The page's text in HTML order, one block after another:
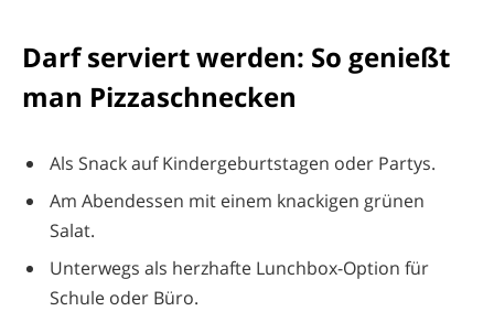
Darf serviert werden: So genießt
man Pizzaschnecken
Als Snack auf Kindergeburtstagen oder Partys.
Am Abendessen mit einem knackigen grünen
Salat.
Unterwegs als herzhafte Lunchbox-Option für
Schule oder Büro.